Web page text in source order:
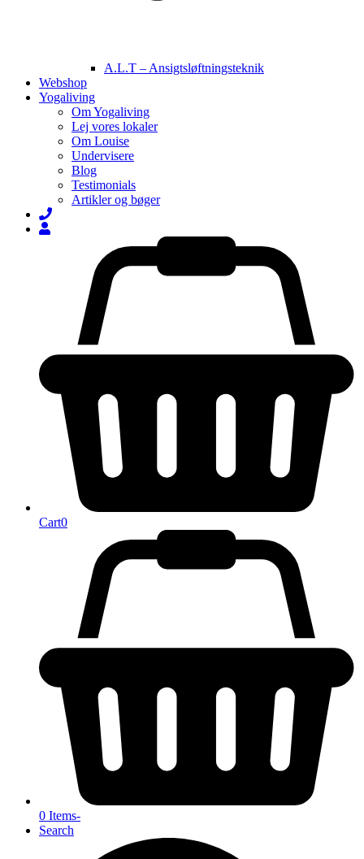
A.L.T – Ansigtsløftningsteknik
Webshop
Yogaliving
Om Yogaliving
Lej vores lokaler
Om Louise
Undervisere
Blog
Testimonials
Artikler og bøger
Cart0
0 Items-
Search